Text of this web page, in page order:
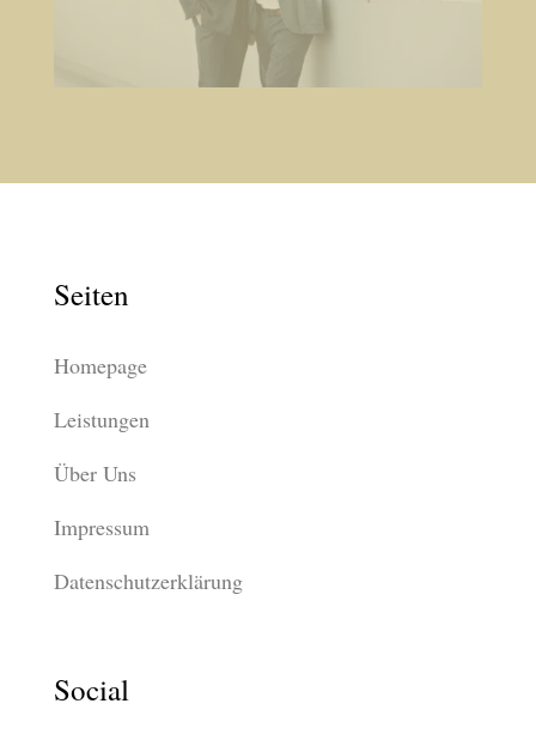
Seiten
Homepage
Leistungen
Über Uns
Impressum
Datenschutzerklärung
Social